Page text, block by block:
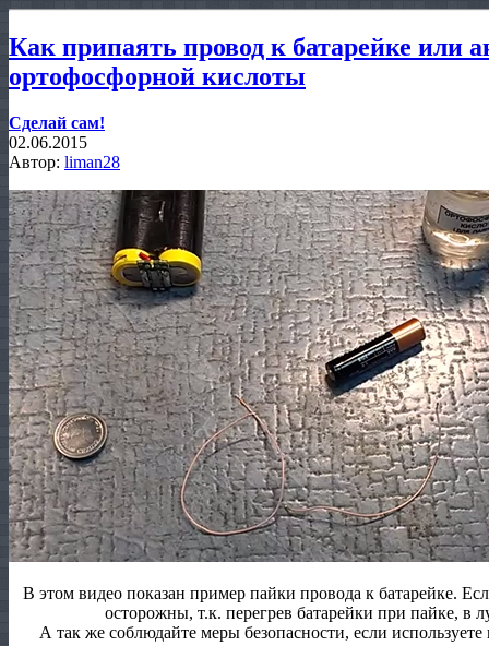
Как припаять провод к батарейке или
ортофосфорной кислоты
Сделай сам!
02.06.2015
Автор: liman28
В этом видео показан пример пайки провода к батарейке.
осторожны, т.к. перегрев батарейки при пайке, в
А так же соблюдайте меры безопасности, если